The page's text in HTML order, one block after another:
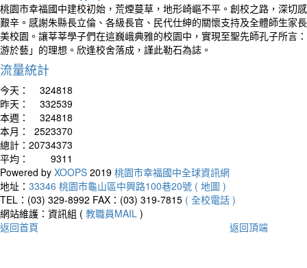
桃園市幸福國中建校初始，荒煙蔓草，地形崎嶇不平。創校之路，深切
艱辛。感謝朱縣長立倫、各級長官、民代仕紳的關懷支持及全體師生家
美校園。讓莘莘學子們在這巍峨典雅的校園中，實現至聖先師孔子所言
游於藝」的理想。欣逢校舍落成，謹此勒石為誌。
流量統計
今天：
324818
昨天：
332539
本週：
324818
本月：
2523370
總計： 20734373
平均：
9311
Powered by XOOPS 2019 桃園市幸福國中全球資訊網
地址： 33346 桃園市龜山區中興路100巷20號 ( 地圖 )
TEL：(03) 329-8992 FAX：(03) 319-7815 ( 全校電話 )
網站維護：資訊組 ( 教職員MAIL )
返回首頁
返回頂端